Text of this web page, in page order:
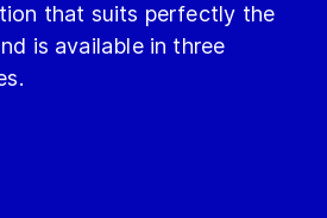
that suits perfectly the
is available in three